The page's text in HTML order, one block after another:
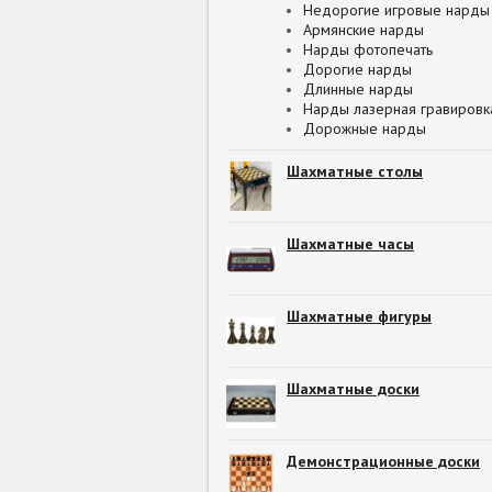
Недорогие игровые нарды
Армянские нарды
Нарды фотопечать
Дорогие нарды
Длинные нарды
Нарды лазерная
Дорожные нарды
Шахматные столы
Шахматные часы
Шахматные фигуры
Шахматные доски
Демонстрационные доски